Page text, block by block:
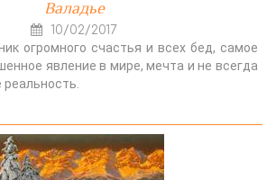
Валадье
10/02/2017
огромного счастья и всех бед, самое
явление в мире, мечта и не всегда